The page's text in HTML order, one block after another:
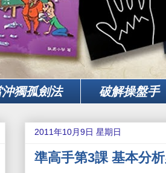
沖獨孤劍法 破解操盤手
2011年10月9日 星期日
準高手第3課 基本分